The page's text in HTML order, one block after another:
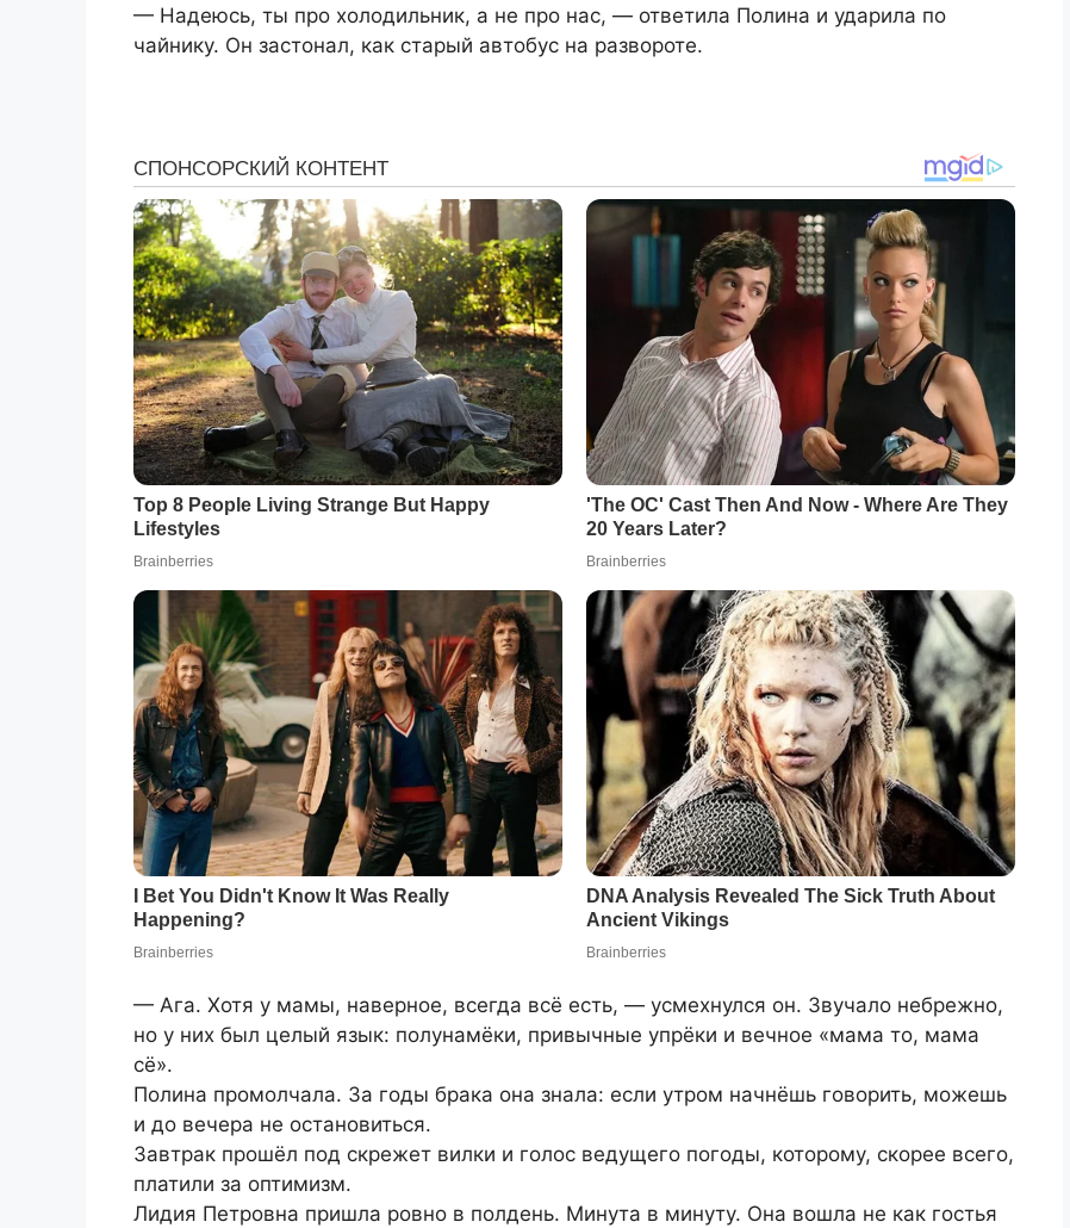
— Надеюсь, ты про холодильник, а не про нас, — ответила Полина и ударила по
чайнику. Он застонал, как старый автобус на развороте.
— Ага. Хотя у мамы, наверное, всегда всё есть, — усмехнулся он. Звучало небрежно,
но у них был целый язык: полунамёки, привычные упрёки и вечное «мама то, мама
сё».
Полина промолчала. За годы брака она знала: если утром начнёшь говорить, можешь
и до вечера не остановиться.
Завтрак прошёл под скрежет вилки и голос ведущего погоды, которому, скорее всего,
платили за оптимизм.
Лидия Петровна пришла ровно в полдень. Минута в минуту. Она вошла не как гостья